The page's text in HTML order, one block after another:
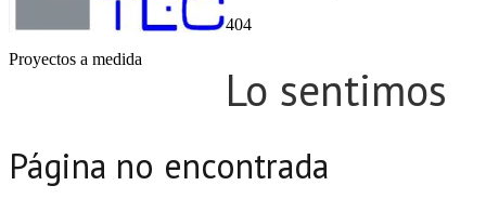
Proyectos a medida
404
Lo sentimos
Página no encontrada